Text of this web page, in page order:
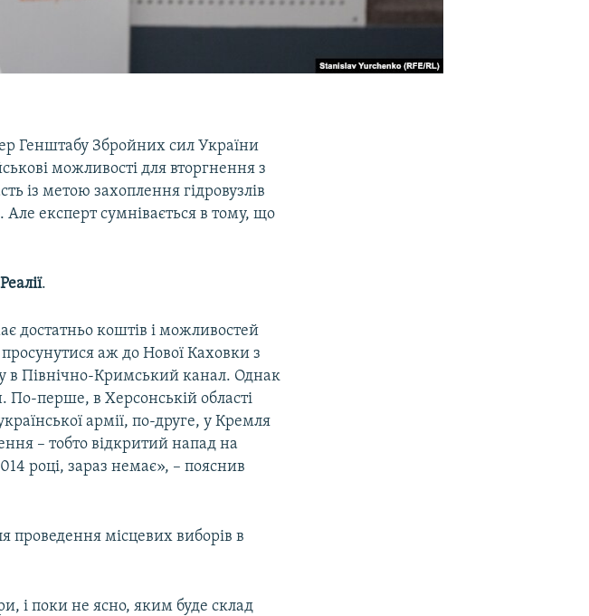
Генштабу Збройних сил України
можливості для вторгнення з
із метою захоплення гідровузлів
Але експерт сумнівається в тому, що
.
достатньо коштів і можливостей
аж до Нової Каховки з
в Північно-Кримський канал. Однак
По-перше, в Херсонській області
армії, по-друге, у Кремля
– тобто відкритий напад на
році, зараз немає», – пояснив
проведення місцевих виборів в
і поки не ясно, яким буде склад